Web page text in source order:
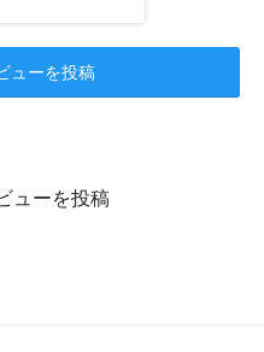
ューを投稿
ューを投稿